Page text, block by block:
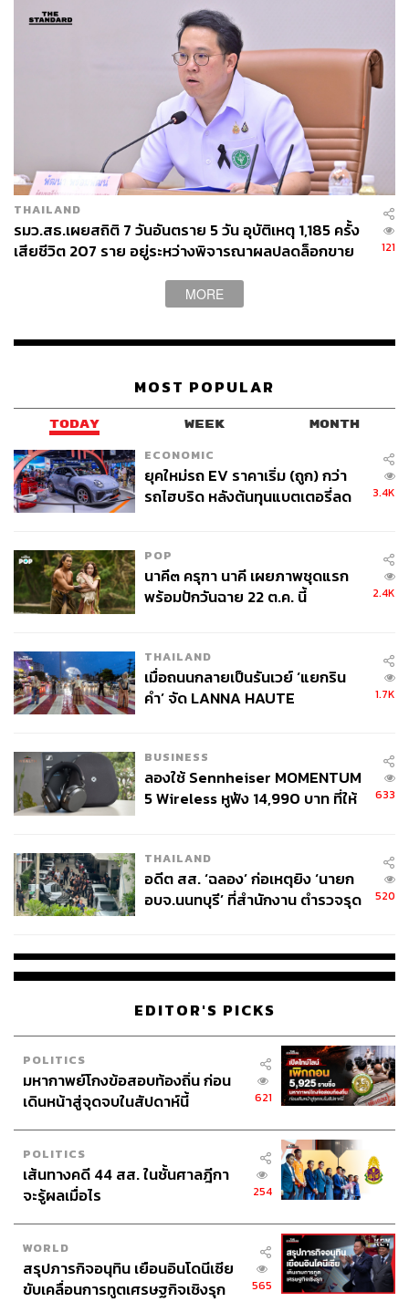
91
ABOUT THE AUTHOR
ถนัดกิจ จันกิเสน
Content Creator ประจำกองบรรณาธิการ
THE STANDARD WEALTH ผู้เสพติดโลก
ธุรกิจ การตลาด เทคโนโลยี และชอบสำรวจ
โลกออฟไลน์และออนไลน์มาถอดรหัสความ
เคลื่อนไหวให้เป็นเรื่องเข้าใจง่าย สนุก และได้
ไอเดียใหม่ๆ
THAILAND
รมว.สธ.เผยสถิติ 7 วันอันตราย 5 วัน อุบัติเหตุ 1,185 ครั้ง
เสียชีวิต 207 ราย อยู่ระหว่างพิจารณาผลปลดล็อกขาย
121
MORE
MOST POPULAR
TODAY WEEK MONTH
ECONOMIC
ยุคใหม่รถ EV ราคาเริ่ม (ถูก) กว่า
รถไฮบริด หลังต้นทุนแบตเตอรี่ลด
3.4K
POP
นาคี๓ ครุฑา นาคี เผยภาพชุดแรก
พร้อมปักวันฉาย 22 ต.ค. นี้
2.4K
THAILAND
เมื่อถนนกลายเป็นรันเวย์ ‘แยกริน
คำ’ จัด LANNA HAUTE
1.7K
BUSINESS
ลองใช้ Sennheiser MOMENTUM
5 Wireless หูฟัง 14,990 บาท ที่ให้
633
THAILAND
อดีต สส. ‘ฉลอง’ ก่อเหตุยิง ‘นายก
อบจ.นนทบุรี’ ที่สำนักงาน ตำรวจรุด
520
EDITOR'S PICKS
POLITICS
มหากาพย์โกงข้อสอบท้องถิ่น ก่อน
เดินหน้าสู่จุดจบในสัปดาห์นี้
621
POLITICS
เส้นทางคดี 44 สส. ในชั้นศาลฎีกา
จะรู้ผลเมื่อไร
254
WORLD
สรุปภารกิจอนุทิน เยือนอินโดนีเซีย
ขับเคลื่อนการทูตเศรษฐกิจเชิงรุก
565